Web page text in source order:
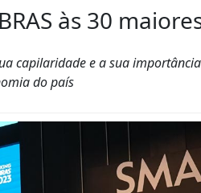
às 30
capilaridade e a sua
do país